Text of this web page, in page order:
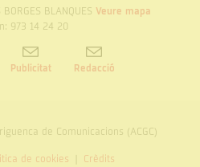
BLANQUES Veure mapa
973 14 24 20
Publicitat Redacció
de Comunicacions (ACGC)
de cookies Crèdits